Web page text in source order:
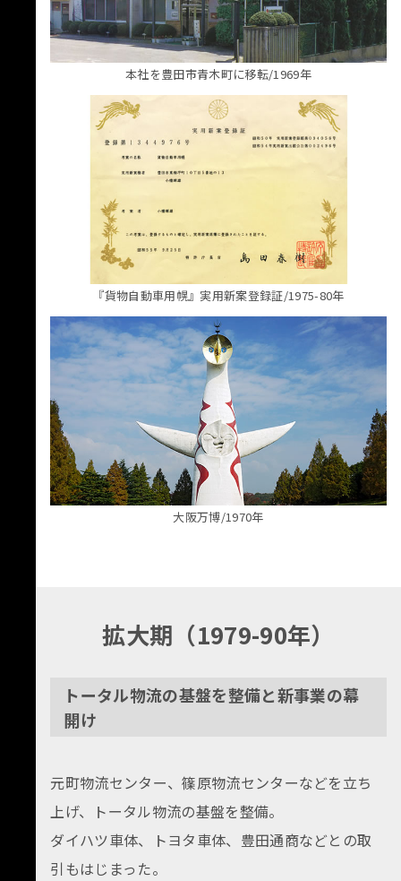
本社を豊田市青木町に移転/1969年
『貨物自動車用幌』実用新案登録証/1975-80年
大阪万博/1970年
拡大期（1979-90年）
トータル物流の基盤を整備と新事業の幕
開け
元町物流センター、篠原物流センターなどを立ち
上げ、トータル物流の基盤を整備。
ダイハツ車体、トヨタ車体、豊田通商などとの取
引もはじまった。